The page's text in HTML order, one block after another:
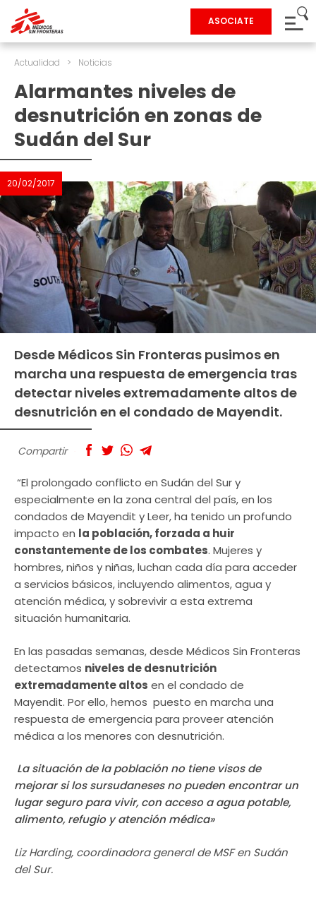
ASOCIATE
Actualidad > Noticias
Alarmantes niveles de
desnutrición en zonas de
Sudán del Sur
20/02/2017
Desde Médicos Sin Fronteras pusimos en
marcha una respuesta de emergencia tras
detectar niveles extremadamente altos de
desnutrición en el condado de Mayendit.
Compartir
“El prolongado conflicto en Sudán del Sur y
especialmente en la zona central del país, en los
condados de Mayendit y Leer, ha tenido un profundo
impacto en la población, forzada a huir
constantemente de los combates. Mujeres y
hombres, niños y niñas, luchan cada día para acceder
a servicios básicos, incluyendo alimentos, agua y
atención médica, y sobrevivir a esta extrema
situación humanitaria.
En las pasadas semanas, desde Médicos Sin Fronteras
detectamos niveles de desnutrición
extremadamente altos en el condado de
Mayendit. Por ello, hemos puesto en marcha una
respuesta de emergencia para proveer atención
médica a los menores con desnutrición.
La situación de la población no tiene visos de
mejorar si los sursudaneses no pueden encontrar un
lugar seguro para vivir, con acceso a agua potable,
alimento, refugio y atención médica»
Liz Harding, coordinadora general de MSF en Sudán
del Sur.